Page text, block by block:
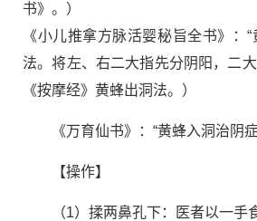
书》。）
《小儿推拿方脉活婴秘旨全书》
法。将左、右二大指先分阴阳，二
《按摩经》黄蜂出洞法。）
《万育仙书》：“黄蜂入洞治阴
【操作】
（1）揉两鼻孔下：医者以一